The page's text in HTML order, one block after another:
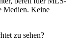
Medien. Keine
zu sehen?